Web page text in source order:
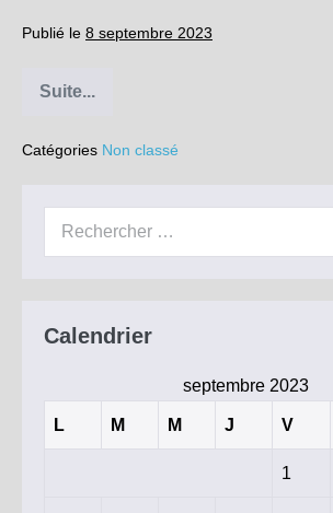
Publié le 8 septembre 2023
Suite...
Arrête
niveau
30
novembre
2023
Catégories Non classé
Recherche
Calendrier
septembre 2023
L M M J V
1